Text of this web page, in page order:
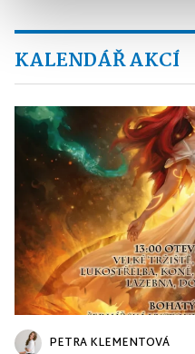
KALENDÁŘ AKCÍ
PETRA KLEMENTOVÁ